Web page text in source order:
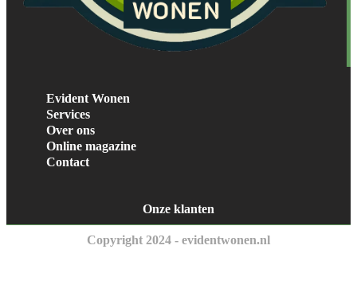
Evident Wonen
Services
Over ons
Online magazine
Contact
Onze klanten
Copyright 2024 - evidentwonen.nl